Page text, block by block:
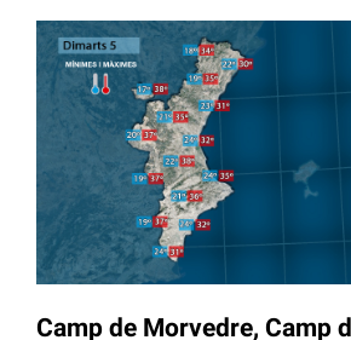
Camp de Morvedre, Camp